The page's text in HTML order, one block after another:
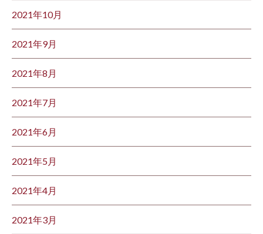
2021年10月
2021年9月
2021年8月
2021年7月
2021年6月
2021年5月
2021年4月
2021年3月